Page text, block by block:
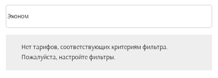
Класс option Эконом Selected
Эконом
keyboard_arrow_down
Нет тарифов, соответствующих критериям фильтра.
Пожалуйста, настройте фильтры.